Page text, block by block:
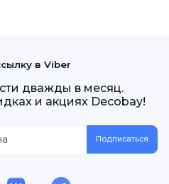
в Viber
дважды в месяц.
и акциях Decobay!